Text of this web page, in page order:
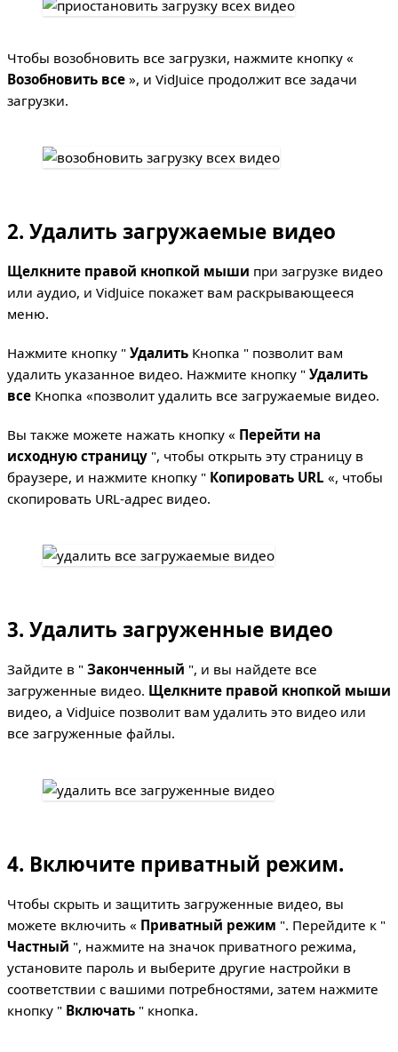
Чтобы возобновить все загрузки, нажмите кнопку «
Возобновить все », и VidJuice продолжит все задачи
загрузки.
2. Удалить загружаемые видео
Щелкните правой кнопкой мыши при загрузке видео
или аудио, и VidJuice покажет вам раскрывающееся
меню.
Нажмите кнопку " Удалить Кнопка " позволит вам
удалить указанное видео. Нажмите кнопку " Удалить
все Кнопка «позволит удалить все загружаемые видео.
Вы также можете нажать кнопку « Перейти на
исходную страницу ", чтобы открыть эту страницу в
браузере, и нажмите кнопку " Копировать URL «, чтобы
скопировать URL-адрес видео.
3. Удалить загруженные видео
Зайдите в " Законченный ", и вы найдете все
загруженные видео. Щелкните правой кнопкой мыши
видео, а VidJuice позволит вам удалить это видео или
все загруженные файлы.
4. Включите приватный режим.
Чтобы скрыть и защитить загруженные видео, вы
можете включить « Приватный режим ". Перейдите к "
Частный ", нажмите на значок приватного режима,
установите пароль и выберите другие настройки в
соответствии с вашими потребностями, затем нажмите
кнопку " Включать " кнопка.